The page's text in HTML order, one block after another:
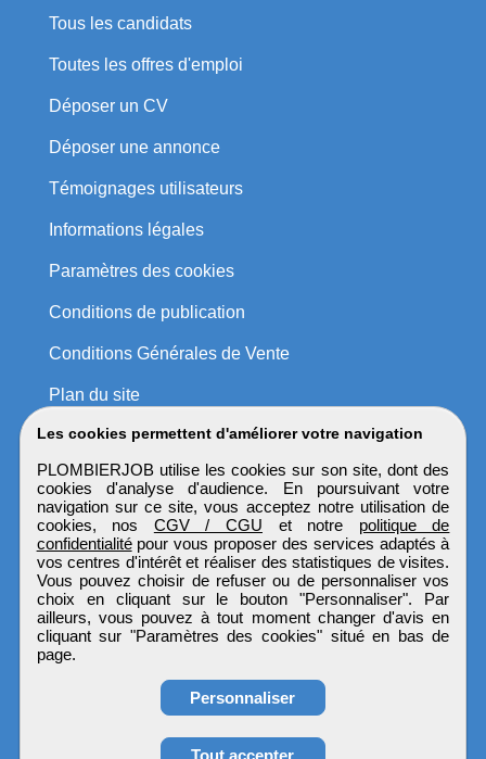
Les cookies permettent d'améliorer votre navigation
PLOMBIERJOB utilise les cookies sur son site, dont des
cookies d'analyse d'audience. En poursuivant votre
navigation sur ce site, vous acceptez notre utilisation de
cookies, nos CGV / CGU et notre politique de
confidentialitépour vous proposer des services adaptés à
vos centres d'intérêt et réaliser des statistiques de visites.
Vous pouvez choisir de refuser ou de personnaliser vos
choix en cliquant sur le bouton "Personnaliser". Par
ailleurs, vous pouvez à tout moment changer d'avis en
cliquant sur "Paramètres des cookies" situé en bas de
page.
Personnaliser
Tout accepter
Tous les candidats
Toutes les offres d'emploi
Déposer un CV
Déposer une annonce
Témoignages utilisateurs
Informations légales
Paramètres des cookies
Conditions de publication
Conditions Générales de Vente
Plan du site